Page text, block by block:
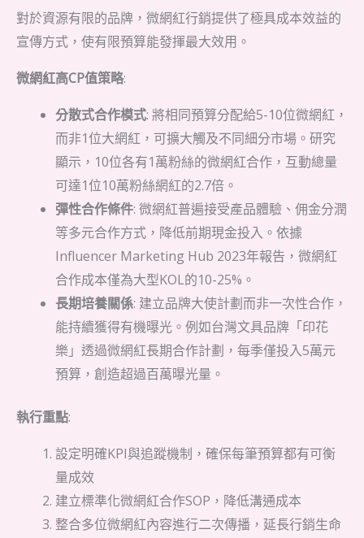
對於資源有限的品牌，微網紅行銷提供了極具成本效益的
宣傳方式，使有限預算能發揮最大效用。
微網紅高CP值策略:
分散式合作模式: 將相同預算分配給5-10位微網紅，
而非1位大網紅，可擴大觸及不同細分市場。研究
顯示，10位各有1萬粉絲的微網紅合作，互動總量
可達1位10萬粉絲網紅的2.7倍。
彈性合作條件: 微網紅普遍接受產品體驗、佣金分潤
等多元合作方式，降低前期現金投入。依據
Influencer Marketing Hub 2023年報告，微網紅
合作成本僅為大型KOL的10-25%。
長期培養關係: 建立品牌大使計劃而非一次性合作，
能持續獲得有機曝光。例如台灣文具品牌「印花
樂」透過微網紅長期合作計劃，每季僅投入5萬元
預算，創造超過百萬曝光量。
執行重點:
設定明確KPI與追蹤機制，確保每筆預算都有可衡
量成效
建立標準化微網紅合作SOP，降低溝通成本
整合多位微網紅內容進行二次傳播，延長行銷生命